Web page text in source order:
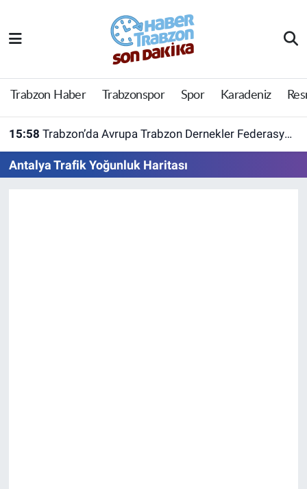
Trabzon Haber Trabzonspor Spor Karadeniz
15:58 Trabzon’da Avrupa Trabzon Dernekler Federasyonu açıldı
Antalya Trafik Yoğunluk Haritası
Trabzon Haber
Trabzonspor
Karadeniz
Trabzon Nöbetçi Eczaneler
Trabzon Hava Durumu
Trabzon Trafik Yoğunluk Haritası